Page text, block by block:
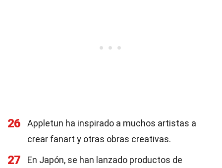
26
Appletun ha inspirado a muchos artistas a
crear fanart y otras obras creativas.
27
En Japón, se han lanzado productos de